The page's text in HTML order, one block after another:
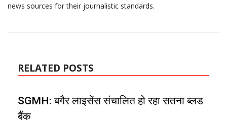
news sources for their journalistic standards.
RELATED POSTS
SGMH: बगैर लाइसेंस संचालित हो रहा सतना ब्लड
बैंक